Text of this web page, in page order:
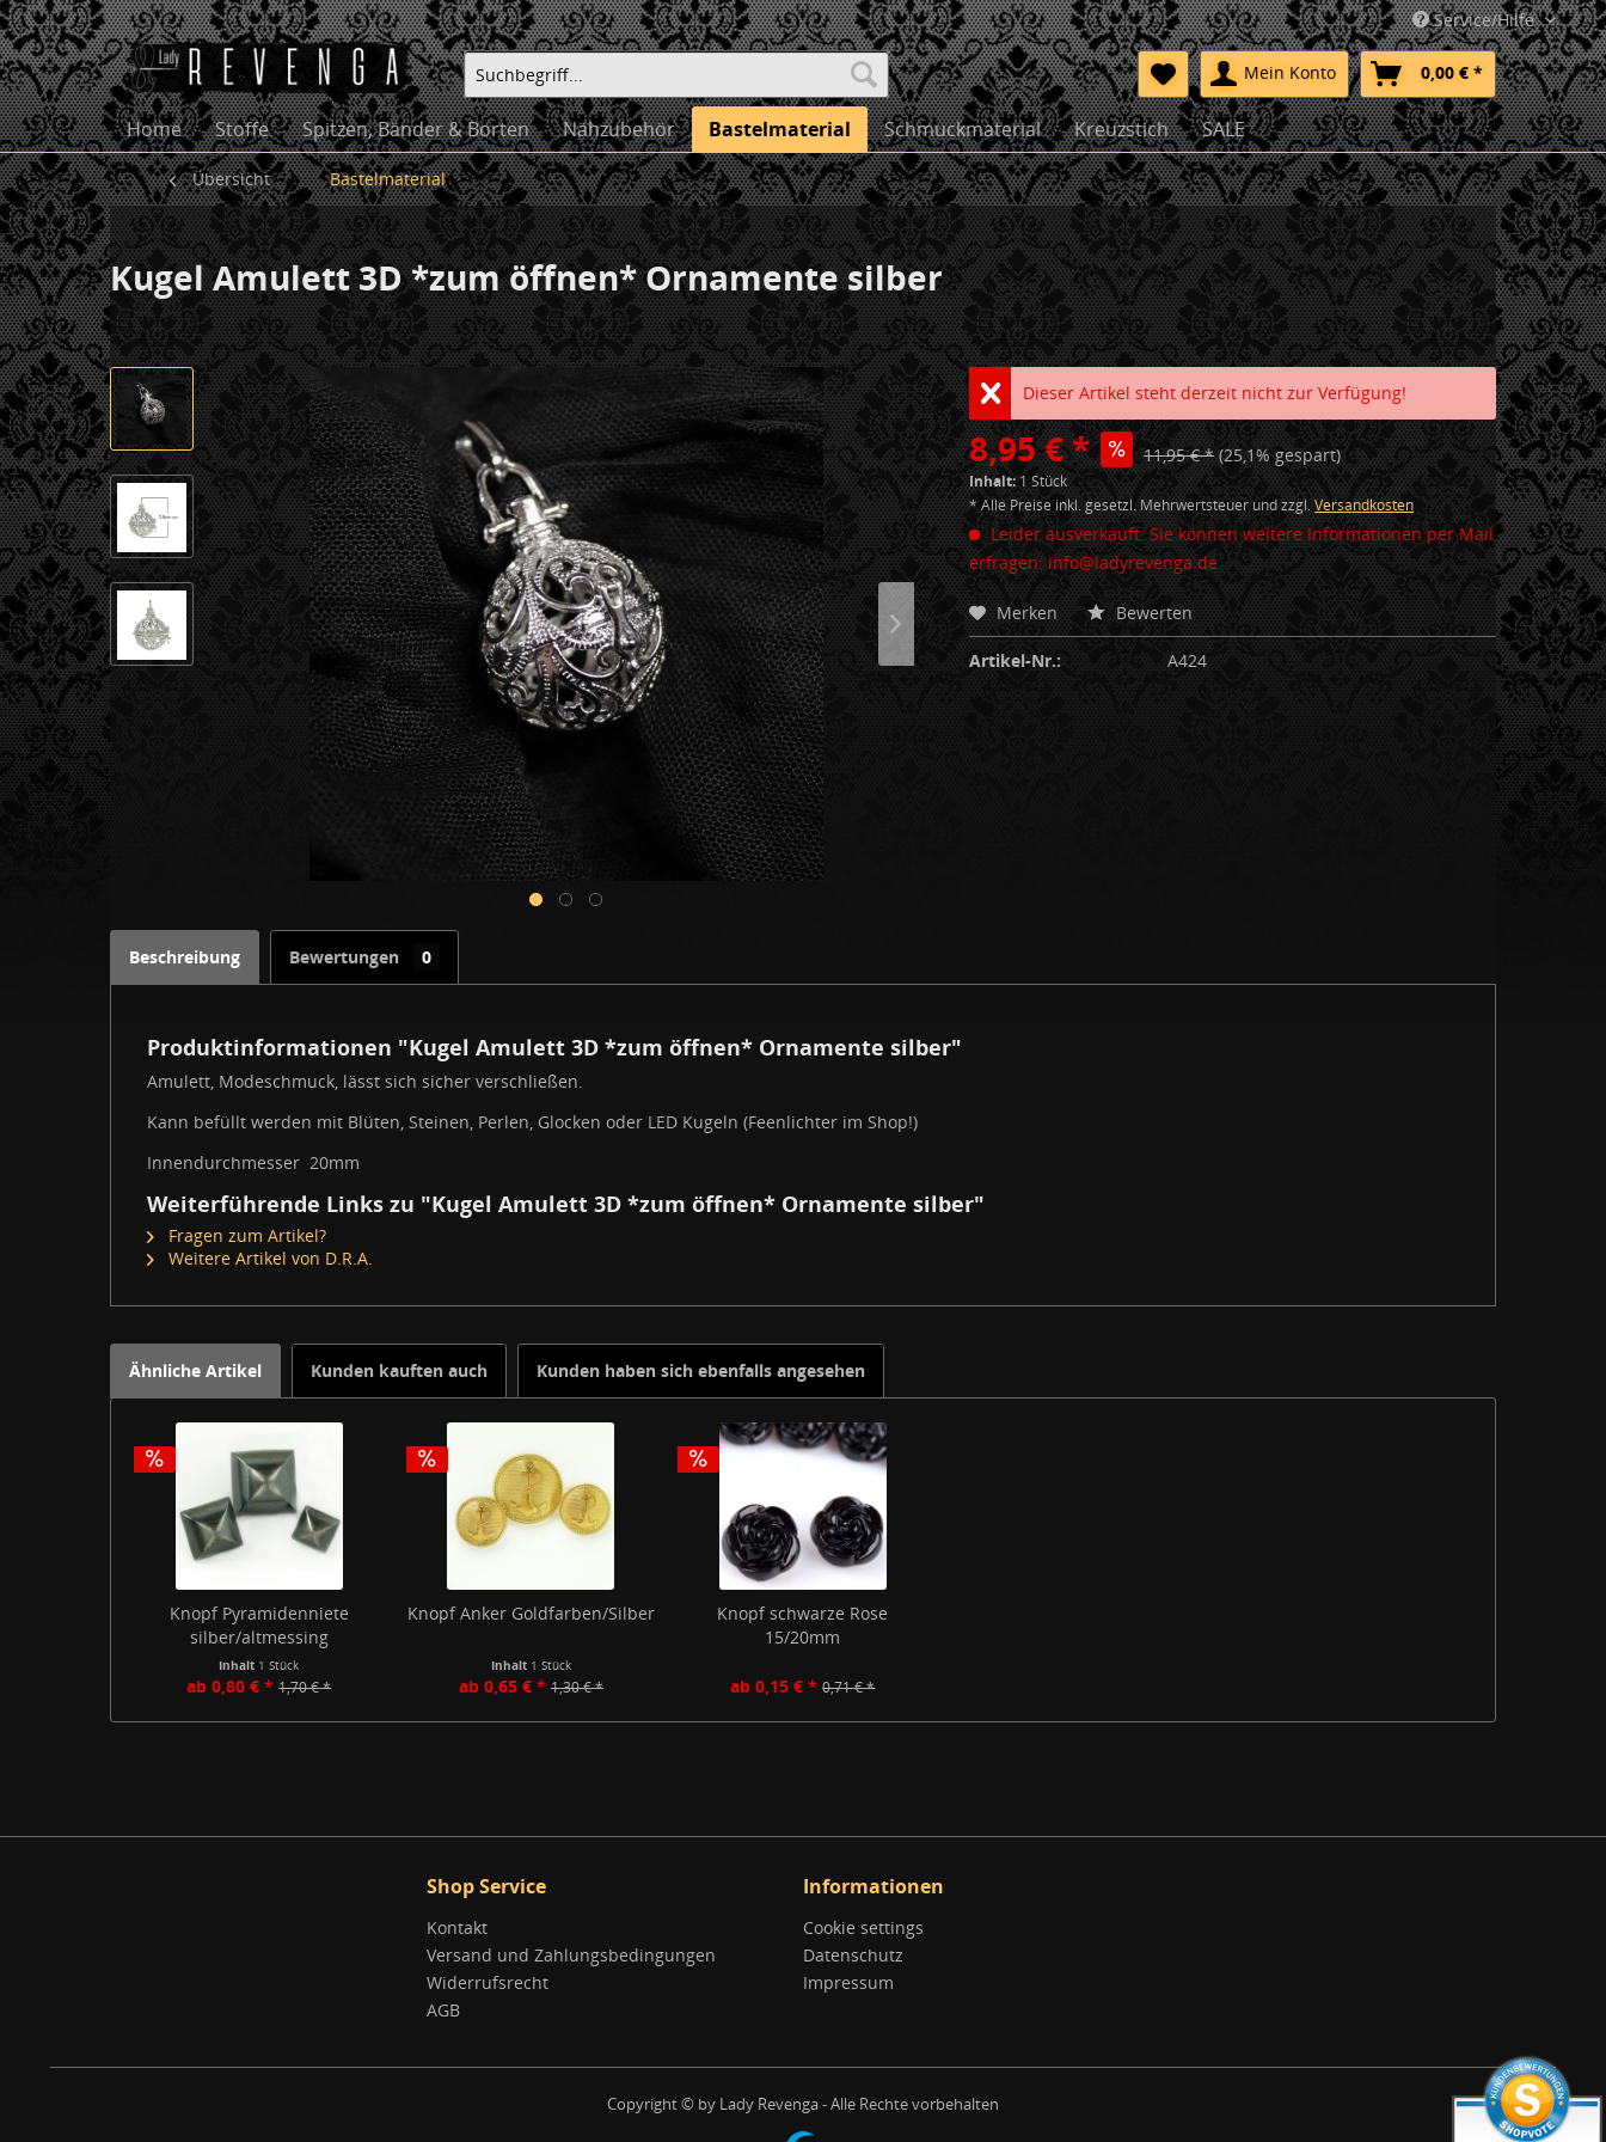
Service/Hilfe
Mein Konto 0,00 € *
Home Stoffe Spitzen, Bänder & Borten Nähzubehör Bastelmaterial Schmuckmaterial Kreuzstich SALE
Übersicht Bastelmaterial
Kugel Amulett 3D *zum öffnen* Ornamente silber
Dieser Artikel steht derzeit nicht zur Verfügung!
8,95 € * 11,95 € * (25,1% gespart)
Inhalt: 1 Stück
* Alle Preise inkl. gesetzl. Mehrwertsteuer und zzgl.Versandkosten
Leider ausverkauft. Sie können weitere Informationen per Mail
erfragen: info@ladyrevenga.de
Merken Bewerten
Artikel-Nr.: A424
Beschreibung Bewertungen 0
Produktinformationen "Kugel Amulett 3D *zum öffnen* Ornamente silber"
Amulett, Modeschmuck, lässt sich sicher verschließen.
Kann befüllt werden mit Blüten, Steinen, Perlen, Glocken oder LED Kugeln (Feenlichter im Shop!)
Innendurchmesser 20mm
Weiterführende Links zu "Kugel Amulett 3D *zum öffnen* Ornamente silber"
Fragen zum Artikel?
Weitere Artikel von D.R.A.
Ähnliche Artikel Kunden kauften auch Kunden haben sich ebenfalls angesehen
Knopf Pyramidenniete
silber/altmessing
Inhalt 1 Stück
ab 0,80 € * 1,70 € *
Knopf Anker Goldfarben/Silber
Inhalt 1 Stück
ab 0,65 € * 1,30 € *
Knopf schwarze Rose
15/20mm
ab 0,15 € * 0,71 € *
Shop Service
Kontakt
Versand und Zahlungsbedingungen
Widerrufsrecht
AGB
Informationen
Cookie settings
Datenschutz
Impressum
Copyright © by Lady Revenga - Alle Rechte vorbehalten